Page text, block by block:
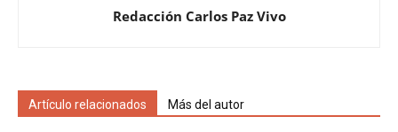
Redacción Carlos Paz Vivo
Artículo relacionados Más del autor